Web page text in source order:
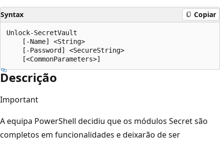
Syntax Copiar
Unlock-SecretVault
    [-Name] <String>
    [-Password] <SecureString>
Descrição
Important
A equipa PowerShell decidiu que os módulos Secret são
completos em funcionalidades e deixarão de ser